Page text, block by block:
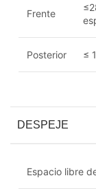
Frente
Posterior ≤
DESPEJE
Espacio libre